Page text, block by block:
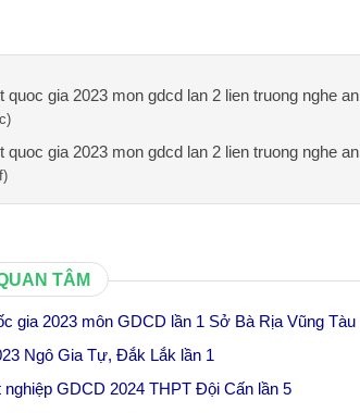
quoc gia 2023 mon gdcd lan 2 lien truong nghe an
quoc gia 2023 mon gdcd lan 2 lien truong nghe an
TÂM
gia 2023 môn GDCD lần 1 Sở Bà Rịa Vũng Tàu
Ngô Gia Tự, Đắk Lắk lần 1
GDCD 2024 THPT Đội Cấn lần 5